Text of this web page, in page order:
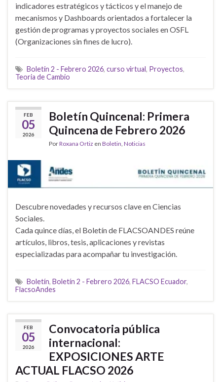
indicadores estratégicos y tácticos y el manejo de
mecanismos y Dashboards orientados a fortalecer la
gestión de programas y proyectos sociales en OSFL
(Organizaciones sin fines de lucro).
Boletín 2 - Febrero 2026, curso virtual, Proyectos,
Teoria de Cambio
FEB
05
2026
Boletín Quincenal: Primera
Quincena de Febrero 2026
PorRoxana Ortiz en Boletin Noticias
Descubre novedades y recursos clave en Ciencias
Sociales.
Cada quince días, el Boletín de FLACSOANDES reúne
artículos, libros, tesis, aplicaciones y revistas
especializadas para acompañar tu investigación.
Boletín, Boletín 2 - Febrero 2026, FLACSO Ecuador,
FlacsoAndes
FEB
05
2026
Convocatoria pública
internacional:
EXPOSICIONES ARTE
ACTUAL FLACSO 2026